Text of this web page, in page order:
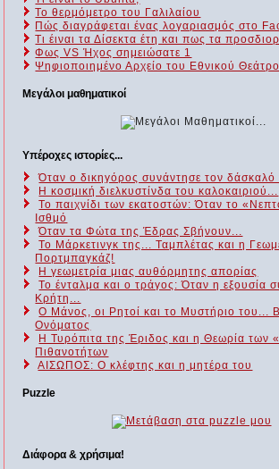
Το θερμόμετρο του Γαλιλαίου
Πώς διαγράφεται ένας λογαριασμός στο
Τι έιναι τα Δίσεκτα έτη και πως τα
Φως VS Ήχος σημειώσατε 1
Ψηφιοποιημένο Αρχείο του Εθνικού
Μεγάλοι μαθηματικοί
Υπέροχες ιστορίες...
Όταν ο δικηγόρος συνάντησε τον δάσκαλό
Η κοσμική διελκυστίνδα του καλοκαιριού...
Το παιχνίδι των εκατοστών: Όταν το
Ισθμό
Όταν τα Φώτα της Έδρας Σβήνουν...
Το Μάρκετινγκ της... Ταμπλέτας και η
Πορτμπαγκάζ!
Η γεωμετρία μιας αυθόρμητης απορίας
Το ένταλμα και ο τράγος: Όταν η εξουσία
Κρήτη...
Ο Μάνος, οι Ρητοί και το Μυστήριο του...
Ονόματος
Η Τυρόπιτα της Έριδος και η Θεωρία των
Πιθανοτήτων
ΑΙΣΩΠΟΣ: Ο κλέφτης και η μητέρα του
Puzzle
Διάφορα & χρήσιμα!